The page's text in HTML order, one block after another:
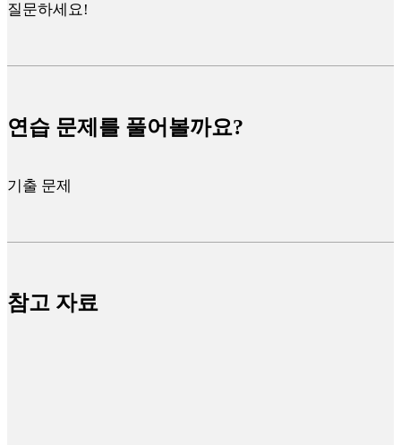
질문하세요!
연습 문제를 풀어볼까요?
기출 문제
참고 자료